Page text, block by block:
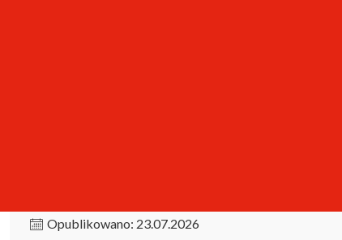
Opublikowano: 23.07.2026